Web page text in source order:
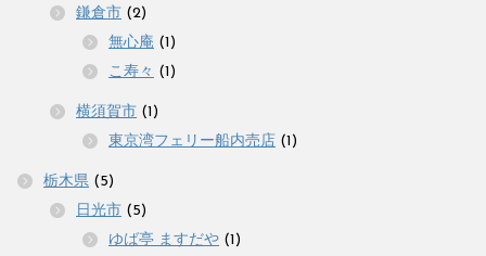
鎌倉市 (2)
無心庵 (1)
こ寿々 (1)
横須賀市 (1)
東京湾フェリー船内売店 (1)
栃木県 (5)
日光市 (5)
ゆば亭 ますだや (1)